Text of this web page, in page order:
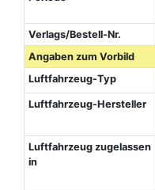
Verlags/Bestell-Nr.
Angaben zum Vorbild
Luftfahrzeug-Typ
Luftfahrzeug-Hersteller
Luftfahrzeug zugelassen
in